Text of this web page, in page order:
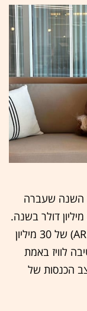
השנה שעברה
הייתה אפווינד חברה שמכניסה יותר מ-20 מיליון דולר בשנה.
כיום היא עומדת על קצב הכנסות שנתי (ARR) של 30 מיליון
לוויז באמת
הכנסות של